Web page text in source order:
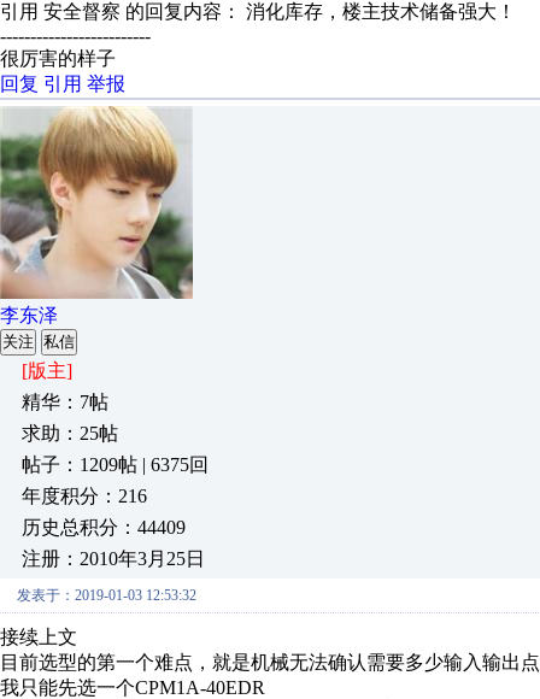
引用 安全督察 的回复内容： 消化库存，楼主技术储备强大！
-------------------------
很厉害的样子
回复 引用 举报
李东泽
关注 私信
[版主]
精华：7帖
求助：25帖
帖子：1209帖 | 6375回
年度积分：216
历史总积分：44409
注册：2010年3月25日
发表于：2019-01-03 12:53:32
接续上文
目前选型的第一个难点，就是机械无法确认需要多少输入输出
我只能先选一个CPM1A-40EDR